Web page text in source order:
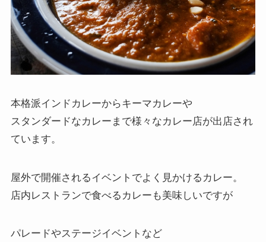
本格派インドカレーからキーマカレーや
スタンダードなカレーまで様々なカレー店が出店され
ています。
屋外で開催されるイベントでよく見かけるカレー。
店内レストランで食べるカレーも美味しいですが
パレードやステージイベントなど